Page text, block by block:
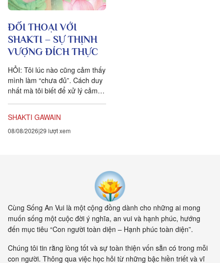
ĐỐI THOẠI VỚI
SHAKTI – SỰ THỊNH
VƯỢNG ĐÍCH THỰC
HỎI: Tôi lúc nào cũng cảm thấy
mình làm “chưa đủ”. Cách duy
nhất mà tôi biết để xử lý cảm
SHAKTI GAWAIN
08/08/2026 29 lượt xem
Cùng Sống An Vui là một cộng đồng dành cho những ai mong
muốn sống một cuộc đời ý nghĩa, an vui và hạnh phúc, hướng
đến mục tiêu “Con người toàn diện – Hạnh phúc toàn diện”.
Chúng tôi tin rằng lòng tốt và sự toàn thiện vốn sẵn có trong mỗi
con người. Thông qua việc học hỏi từ những bậc hiền triết và vĩ